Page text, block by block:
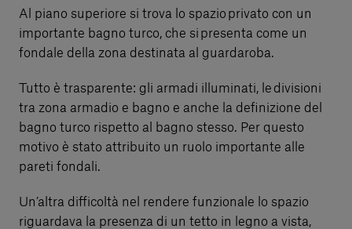
Al piano superiore si trova lo spazio privato con un
importante bagno turco, che si presenta come un
fondale della zona destinata al guardaroba.
Tutto è trasparente: gli armadi illuminati, le divisioni
tra zona armadio e bagno e anche la definizione del
bagno turco rispetto al bagno stesso. Per questo
motivo è stato attribuito un ruolo importante alle
pareti fondali.
Un’altra difficoltà nel rendere funzionale lo spazio
riguardava la presenza di un tetto in legno a vista,